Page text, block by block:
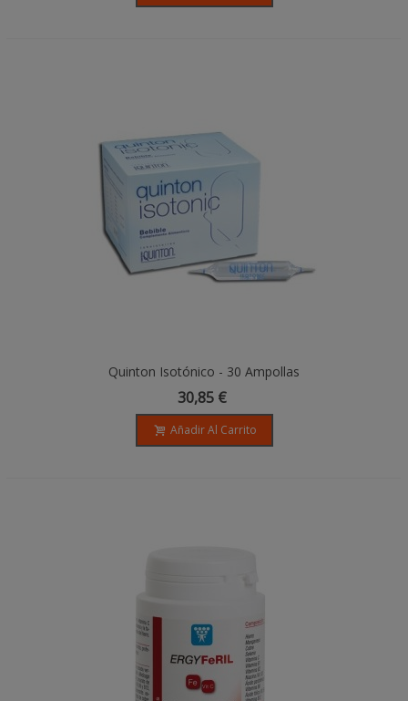
Quinton Isotónico - 30 Ampollas
30,85 €
Añadir Al Carrito